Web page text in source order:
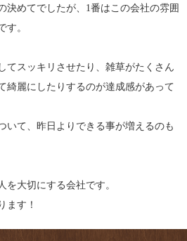
決めてでしたが、1番はこの会社の雰囲
す。
てスッキリさせたり、雑草がたくさん
綺麗にしたりするのが達成感があって
いて、昨日よりできる事が増えるのも
を大切にする会社です。
ます！